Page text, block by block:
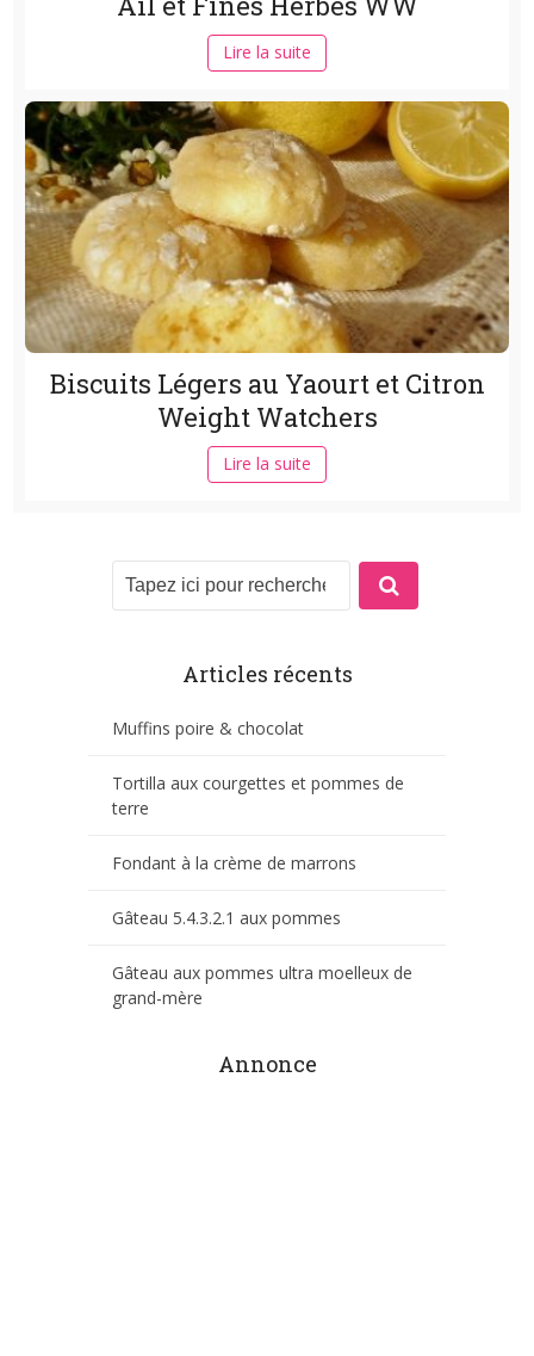
Lire la suite
Biscuits Légers au Yaourt et Citron
Weight Watchers
Lire la suite
Articles récents
Muffins poire & chocolat
Tortilla aux courgettes et pommes de
terre
Fondant à la crème de marrons
Gâteau 5.4.3.2.1 aux pommes
Gâteau aux pommes ultra moelleux de
grand-mère
Annonce